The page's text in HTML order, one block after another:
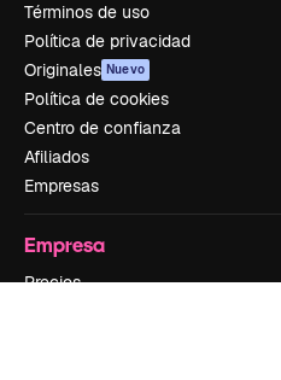
Términos de uso
Política de privacidad
Originales Nuevo
Política de cookies
Centro de confianza
Afiliados
Empresas
Empresa
Precios